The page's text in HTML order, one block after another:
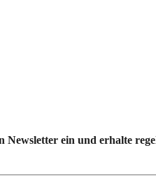
Newsletter ein und erhalte